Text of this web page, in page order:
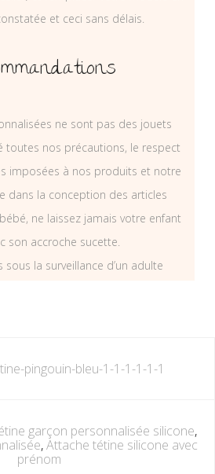
et ceci sans délais.
ne sont pas des jouets
toutes nos précautions, le respect
imposées à nos produits et notre
dans la conception des articles
ne laissez jamais votre enfant
son accroche sucette.
la surveillance d’un adulte
pingouin-bleu-1-1-1-1-1-1
garçon personnalisée silicone,
,Attache tétine silicone avec
prénom